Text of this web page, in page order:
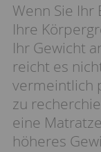
Wenn Sie
Ihre
Ihr Gewicht
reicht es
vermeintlich
zu
eine
höheres